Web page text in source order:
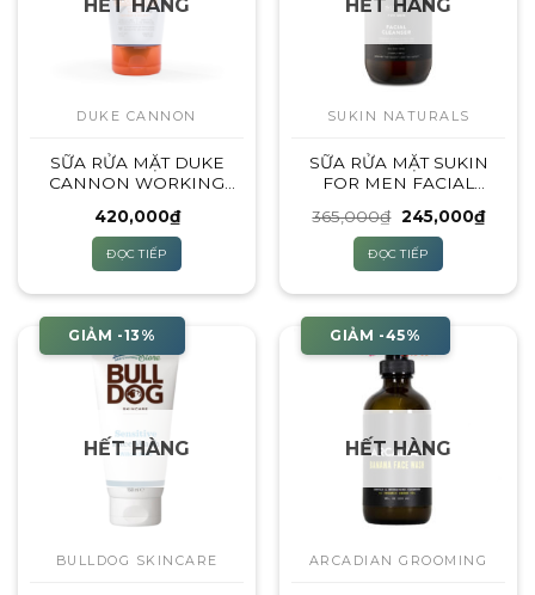
Các
chọn
thể
chọn
trên
trang
sản
phẩm
HẾT HÀNG
DUKE CANNON
SỮA RỬA MẶT DUKE
CANNON WORKING
(DÀNH CHO MỌI LOẠI
DA)
420,000₫
ĐỌC TIẾP
HẾT HÀNG
SUKIN NATURALS
SỮA RỬA MẶT SUKIN
FOR MEN FACIAL
365,000₫ Giá
là:
365,000₫.
245,000₫Giá
hiện
ĐỌC TIẾP
GIẢM -13%
HẾT HÀNG
BULLDOG SKINCARE
GIẢM -45%
HẾT HÀNG
ARCADIAN GROOMING